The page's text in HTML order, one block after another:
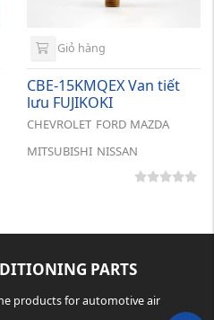
Giỏ hàng
CBE-15KMQEX Van tiết
lưu FUJIKOKI
CHEVROLET FORD MAZDA
MITSUBISHI NISSAN
PARTS
products for automotive air